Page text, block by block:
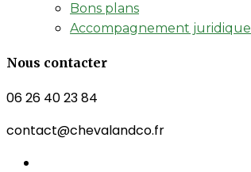
Bons plans
Accompagnement juridique
Nous contacter
06 26 40 23 84
contact@chevalandco.fr